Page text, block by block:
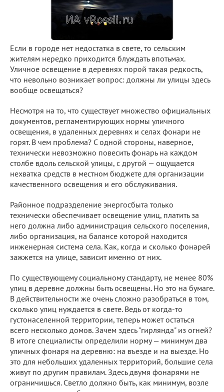
Если в городе нет недостатка в свете, то сельским
жителям нередко приходится блуждать впотьмах.
Уличное освещение в деревнях порой такая редкость,
что невольно возникает вопрос: должны ли улицы здесь
вообще освещаться?
Несмотря на то, что существует множество официальных
документов, регламентирующих нормы уличного
освещения, в удаленных деревнях и селах фонари не
горят. В чем проблема? С одной стороны, наверное,
технически невозможно повесить фонарь на каждом
столбе вдоль сельской улицы, с другой — ощущается
нехватка средств в местном бюджете для организации
качественного освещения и его обслуживания.
Районное подразделение энергосбыта только
технически обеспечивает освещение улиц, платить за
него должна либо администрация сельского поселения,
либо организация, на балансе которой находится
инженерная система села. Как, когда и сколько фонарей
зажжется на улице, зависит именно от них.
По существующему социальному стандарту, не менее 80%
улиц в деревне должны быть освещены. Но это на бумаге.
В действительности же очень сложно разобраться в том,
сколько улиц нуждается в свете. Ведь от когда-то
густонаселенной территории, теперь может остаться
всего несколько домов. Зачем здесь "гирлянда" из огней?
В итоге специалисты определили норму — минимум два
уличных фонаря на деревню: на въезде и на выезде. Но
это для небольших удаленных территорий, большие села
живут по другим правилам. Здесь двумя фонарями не
ограничишься. Светло должно быть, как минимум, возле